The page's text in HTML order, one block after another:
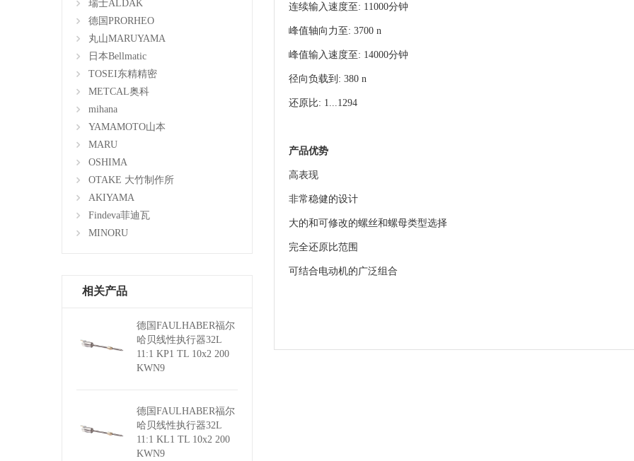
瑞士ALDAK
德国PRORHEO
丸山MARUYAMA
日本Bellmatic
TOSEI东精精密
METCAL奥科
mihana
YAMAMOTO山本
MARU
OSHIMA
OTAKE 大竹制作所
AKIYAMA
Findeva菲迪瓦
MINORU
相关产品
德国FAULHABER福尔
哈贝线性执行器32L
11:1 KP1 TL 10x2 200
KWN9
德国FAULHABER福尔
哈贝线性执行器32L
11:1 KL1 TL 10x2 200
KWN9
连续输入速度至: 11000分钟
峰值轴向力至: 3700 n
峰值输入速度至: 14000分钟
径向负载到: 380 n
还原比: 1...1294
产品优势
高表现
非常稳健的设计
大的和可修改的螺丝和螺母类型选择
完全还原比范围
可结合电动机的广泛组合